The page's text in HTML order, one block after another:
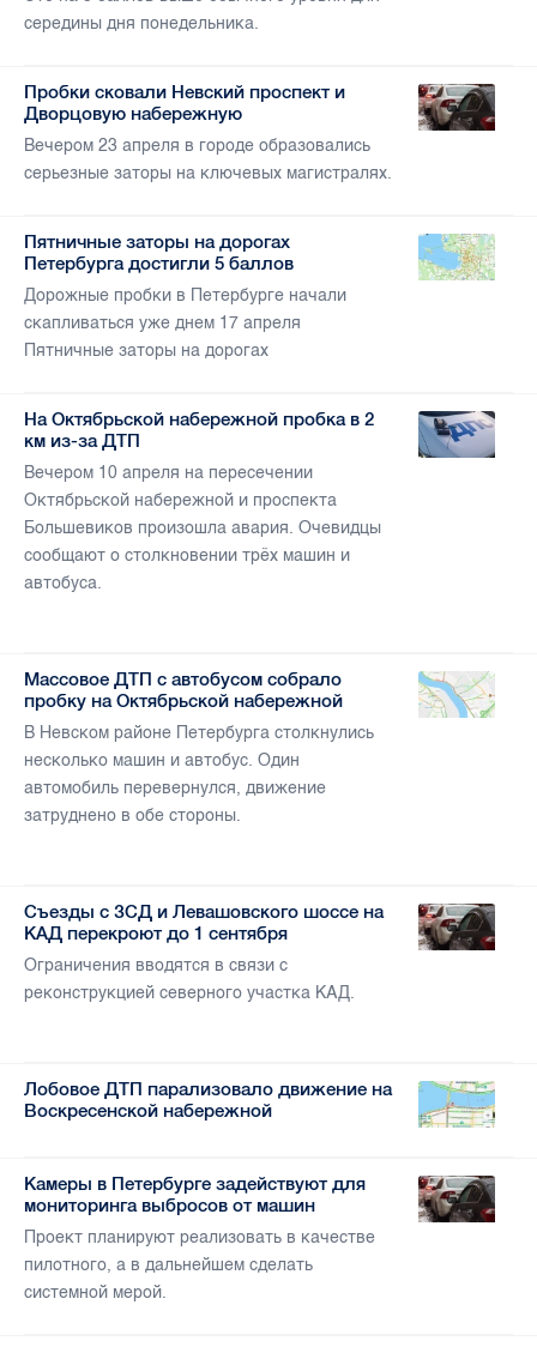
середины дня понедельника.
Пробки сковали Невский проспект и
Дворцовую набережную
Вечером 23 апреля в городе образовались
серьезные заторы на ключевых магистралях.
Пятничные заторы на дорогах
Петербурга достигли 5 баллов
Дорожные пробки в Петербурге начали
скапливаться уже днем 17 апреля
Пятничные заторы на дорогах
На Октябрьской набережной пробка в 2
км из-за ДТП
Вечером 10 апреля на пересечении
Октябрьской набережной и проспекта
Большевиков произошла авария. Очевидцы
сообщают о столкновении трёх машин и
автобуса.
Массовое ДТП с автобусом собрало
пробку на Октябрьской набережной
В Невском районе Петербурга столкнулись
несколько машин и автобус. Один
автомобиль перевернулся, движение
затруднено в обе стороны.
Съезды с ЗСД и Левашовского шоссе на
КАД перекроют до 1 сентября
Ограничения вводятся в связи с
реконструкцией северного участка КАД.
Лобовое ДТП парализовало движение на
Воскресенской набережной
Камеры в Петербурге задействуют для
мониторинга выбросов от машин
Проект планируют реализовать в качестве
пилотного, а в дальнейшем сделать
системной мерой.